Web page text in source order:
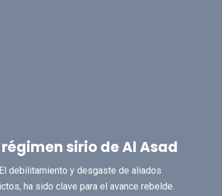
sirio de Al Asad
debilitamiento y desgaste de aliados
ha sido clave para el avance rebelde.